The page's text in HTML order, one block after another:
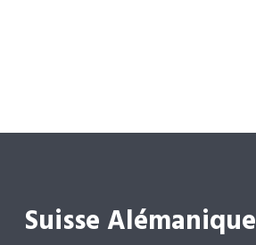
Suisse Alémanique